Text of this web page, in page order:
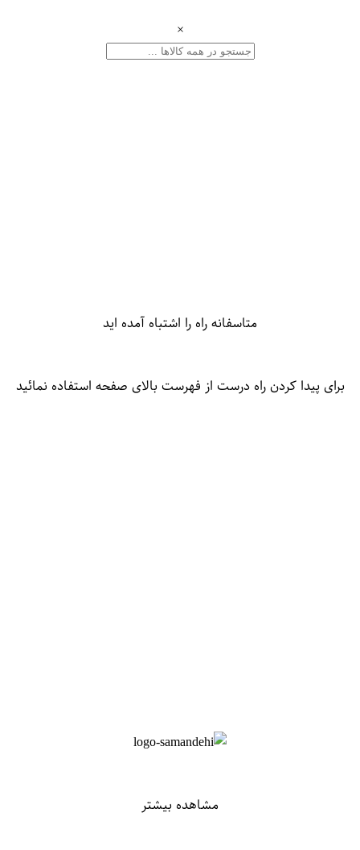
×
متاسفانه راه را اشتباه آمده اید
برای پیدا کردن راه درست از فهرست بالای صفحه استفاده نمائید
مشاهده بیشتر